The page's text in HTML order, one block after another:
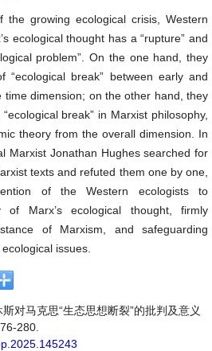
the growing ecological crisis, Western
ecological thought has a “rupture” and
problem”. On the one hand, they
“ecological break” between early and
time dimension; on the other hand, they
break” in Marxist philosophy,
theory from the overall dimension. In
Marxist Jonathan Hughes searched for
texts and refuted them one by one,
of the Western ecologists to
of Marx’s ecological thought, firmly
of Marxism, and safeguarding
issues.
对马克思“生态思想断裂”的批判及意义
280.